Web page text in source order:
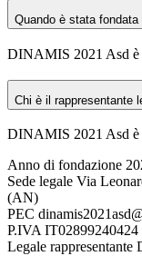
Quando è stata
DINAMIS 2021 Asd è
Chi è il rappresentante
DINAMIS 2021 Asd è
Anno di fondazione
Sede legale Via
(AN)
PEC
P.IVA IT02899240424
Legale rappresentante